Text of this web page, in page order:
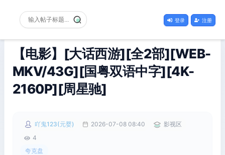
登录 注册
【电影】[大话西游][全2部][WEB-
MKV/43G][国粤双语中字][4K-
2160P][周星驰]
吖鬼123(元婴) 2026-07-08 08:40
影视区
4
夸克盘